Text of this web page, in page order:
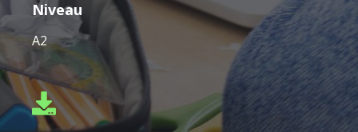
Niveau
A2